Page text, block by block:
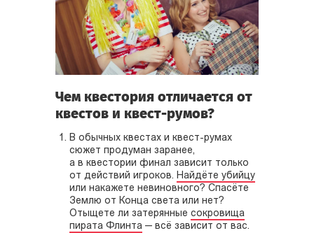
Чем квестория отличается от
квестов и квест-румов?
В обычных квестах и квест-румах
сюжет продуман заранее,
а в квестории финал зависит только
от действий игроков. Найдёте убийцу
или накажете невиновного? Спасёте
Землю от Конца света или нет?
Отыщете ли затерянные сокровища
пирата Флинта — всё зависит от вас.